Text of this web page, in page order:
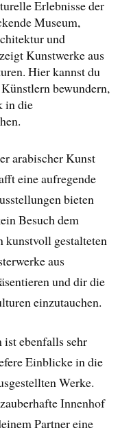
Erlebnisse der
Museum,
und
Kunstwerke aus
Hier kannst du
bewundern,
in die
arabischer Kunst
eine aufregende
bieten
Besuch dem
kunstvoll gestalteten
aus
und dir die
einzutauchen.
ebenfalls sehr
Einblicke in die
Werke.
Innenhof
Partner eine